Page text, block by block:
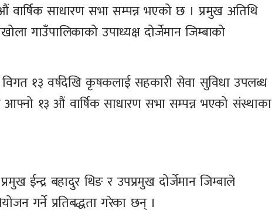
साधारण सभा सम्पन्न भएको छ । प्रमुख अतिथि
गाउँपालिकाको उपाध्यक्ष दोर्जेमान जिम्बाको
विगत १३ वर्षदेखि कृषकलाई सहकारी सेवा सुविधा उपलब्ध
१३ औं वार्षिक साधारण सभा सम्पन्न भएको संस्थाका
ईन्द्र बहादुर थिङ र उपप्रमुख दोर्जेमान जिम्बाले
गर्ने प्रतिबद्धता गरेका छन् ।